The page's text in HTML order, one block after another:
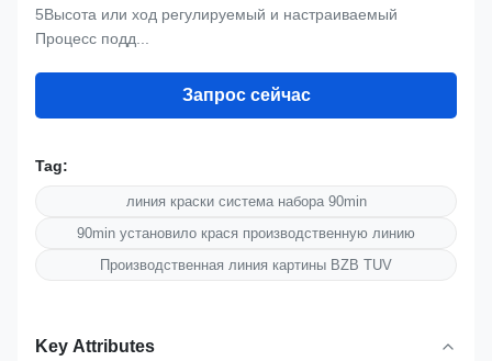
5Высота или ход регулируемый и настраиваемый
Процесс подд...
Запрос сейчас
Tag:
линия краски система набора 90min
90min установило крася производственную линию
Производственная линия картины BZB TUV
Key Attributes